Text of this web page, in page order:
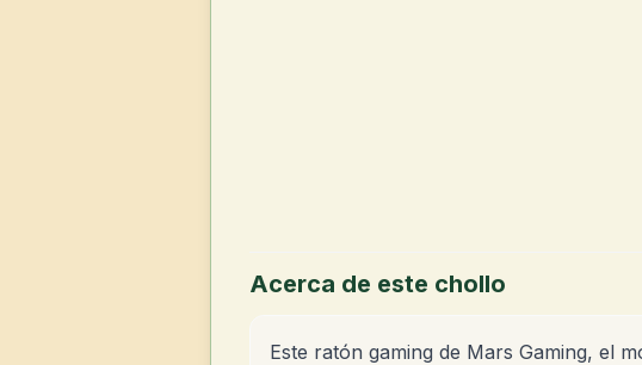
Acerca de este chollo
Este ratón gaming de Mars Gaming, el